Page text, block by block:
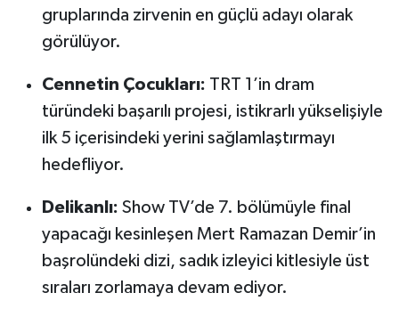
gruplarında zirvenin en güçlü adayı olarak
görülüyor.
Cennetin Çocukları: TRT 1’in dram
türündeki başarılı projesi, istikrarlı yükselişiyle
ilk 5 içerisindeki yerini sağlamlaştırmayı
hedefliyor.
Delikanlı: Show TV’de 7. bölümüyle final
yapacağı kesinleşen Mert Ramazan Demir’in
başrolündeki dizi, sadık izleyici kitlesiyle üst
sıraları zorlamaya devam ediyor.